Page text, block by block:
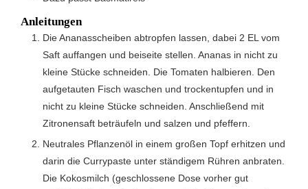
Anleitungen
Die Ananasscheiben abtropfen lassen, dabei 2 EL vom
Saft auffangen und beiseite stellen. Ananas in nicht zu
kleine Stücke schneiden. Die Tomaten halbieren. Den
aufgetauten Fisch waschen und trockentupfen und in
nicht zu kleine Stücke schneiden. Anschließend mit
Zitronensaft beträufeln und salzen und pfeffern.
Neutrales Pflanzenöl in einem großen Topf erhitzen und
darin die Currypaste unter ständigem Rühren anbraten.
Die Kokosmilch (geschlossene Dose vorher gut